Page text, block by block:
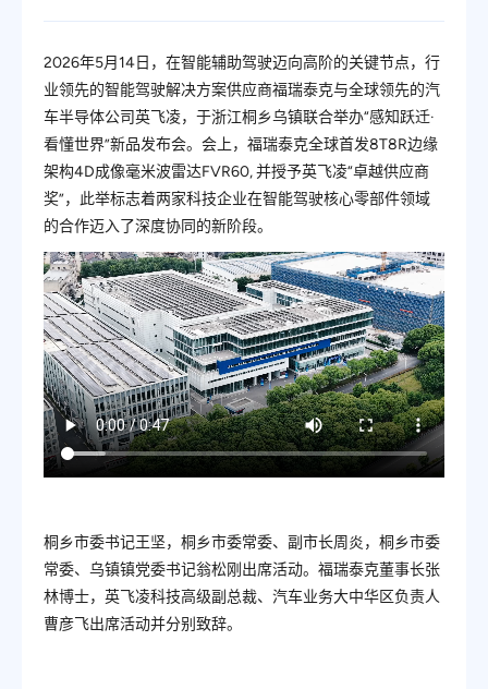
2026年5月14日，在智能辅助驾驶迈向高阶的关键节点，行
业领先的智能驾驶解决方案供应商福瑞泰克与全球领先的汽
车半导体公司英飞凌，于浙江桐乡乌镇联合举办“感知跃迁·
看懂世界”新品发布会。会上，福瑞泰克全球首发8T8R边缘
架构4D成像毫米波雷达FVR60, 并授予英飞凌“卓越供应商
奖”，此举标志着两家科技企业在智能驾驶核心零部件领域
的合作迈入了深度协同的新阶段。
福瑞泰克
桐乡市委书记王坚，桐乡市委常委、副市长周炎，桐乡市委
常委、乌镇镇党委书记翁松刚出席活动。福瑞泰克董事长张
林博士，英飞凌科技高级副总裁、汽车业务大中华区负责人
曹彦飞出席活动并分别致辞。